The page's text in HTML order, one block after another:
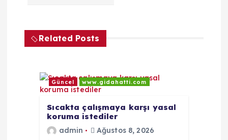
n
Related Posts
Güncel www.gidahatti.com
Sıcakta çalışmaya karşı yasal
koruma istediler
admin
Ağustos 8, 2026